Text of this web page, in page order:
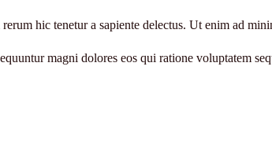
hic tenetur a sapiente delectus. Ut enim ad
magni dolores eos qui ratione voluptatem